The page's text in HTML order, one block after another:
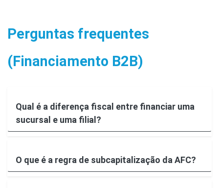
Perguntas frequentes
(Financiamento B2B)
Qual é a diferença fiscal entre financiar uma
sucursal e uma filial?
O que é a regra de subcapitalização da AFC?